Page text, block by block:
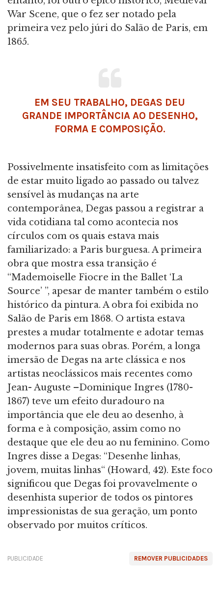
War Scene, que o fez ser notado pela
primeira vez pelo júri do Salão de Paris, em
1865.
EM SEU TRABALHO, DEGAS DEU
GRANDE IMPORTÂNCIA AO DESENHO,
FORMA E COMPOSIÇÃO.
Possivelmente insatisfeito com as limitações
de estar muito ligado ao passado ou talvez
sensível às mudanças na arte
contemporânea, Degas passou a registrar a
vida cotidiana tal como acontecia nos
círculos com os quais estava mais
familiarizado: a Paris burguesa. A primeira
obra que mostra essa transição é
“Mademoiselle Fiocre in the Ballet ‘La
Source’ ”, apesar de manter também o estilo
histórico da pintura. A obra foi exibida no
Salão de Paris em 1868. O artista estava
prestes a mudar totalmente e adotar temas
modernos para suas obras. Porém, a longa
imersão de Degas na arte clássica e nos
artistas neoclássicos mais recentes como
Jean- Auguste –Dominique Ingres (1780-
1867) teve um efeito duradouro na
importância que ele deu ao desenho, à
forma e à composição, assim como no
destaque que ele deu ao nu feminino. Como
Ingres disse a Degas: “Desenhe linhas,
jovem, muitas linhas“ (Howard, 42). Este foco
significou que Degas foi provavelmente o
desenhista superior de todos os pintores
impressionistas de sua geração, um ponto
observado por muitos críticos.
REMOVER PUBLICIDADES
PUBLICIDADE